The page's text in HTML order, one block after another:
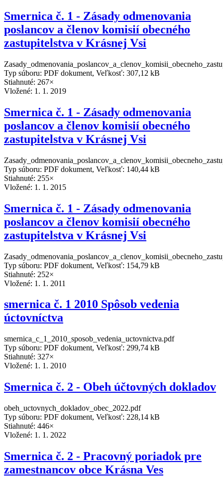
Smernica č. 1 - Zásady odmenovania
poslancov a členov komisií obecného
zastupitelstva v Krásnej Vsi
Typ súboru: PDF dokument, Veľkosť: 307,12 kB
Stiahnuté: 267×
Vložené: 1. 1. 2019
Smernica č. 1 - Zásady odmenovania
poslancov a členov komisií obecného
zastupitelstva v Krásnej Vsi
Typ súboru: PDF dokument, Veľkosť: 140,44 kB
Stiahnuté: 255×
Vložené: 1. 1. 2015
Smernica č. 1 - Zásady odmenovania
poslancov a členov komisií obecného
zastupitelstva v Krásnej Vsi
Typ súboru: PDF dokument, Veľkosť: 154,79 kB
Stiahnuté: 252×
Vložené: 1. 1. 2011
smernica č. 1 2010 Spôsob vedenia
úctovníctva
smernica_c_1_2010_sposob_vedenia_uctovnictva.pdf
Typ súboru: PDF dokument, Veľkosť: 299,74 kB
Stiahnuté: 327×
Vložené: 1. 1. 2010
Smernica č. 2 - Obeh účtovných dokladov
obeh_uctovnych_dokladov_obec_2022.pdf
Typ súboru: PDF dokument, Veľkosť: 228,14 kB
Stiahnuté: 446×
Vložené: 1. 1. 2022
Smernica č. 2 - Pracovný poriadok pre
zamestnancov obce Krásna Ves